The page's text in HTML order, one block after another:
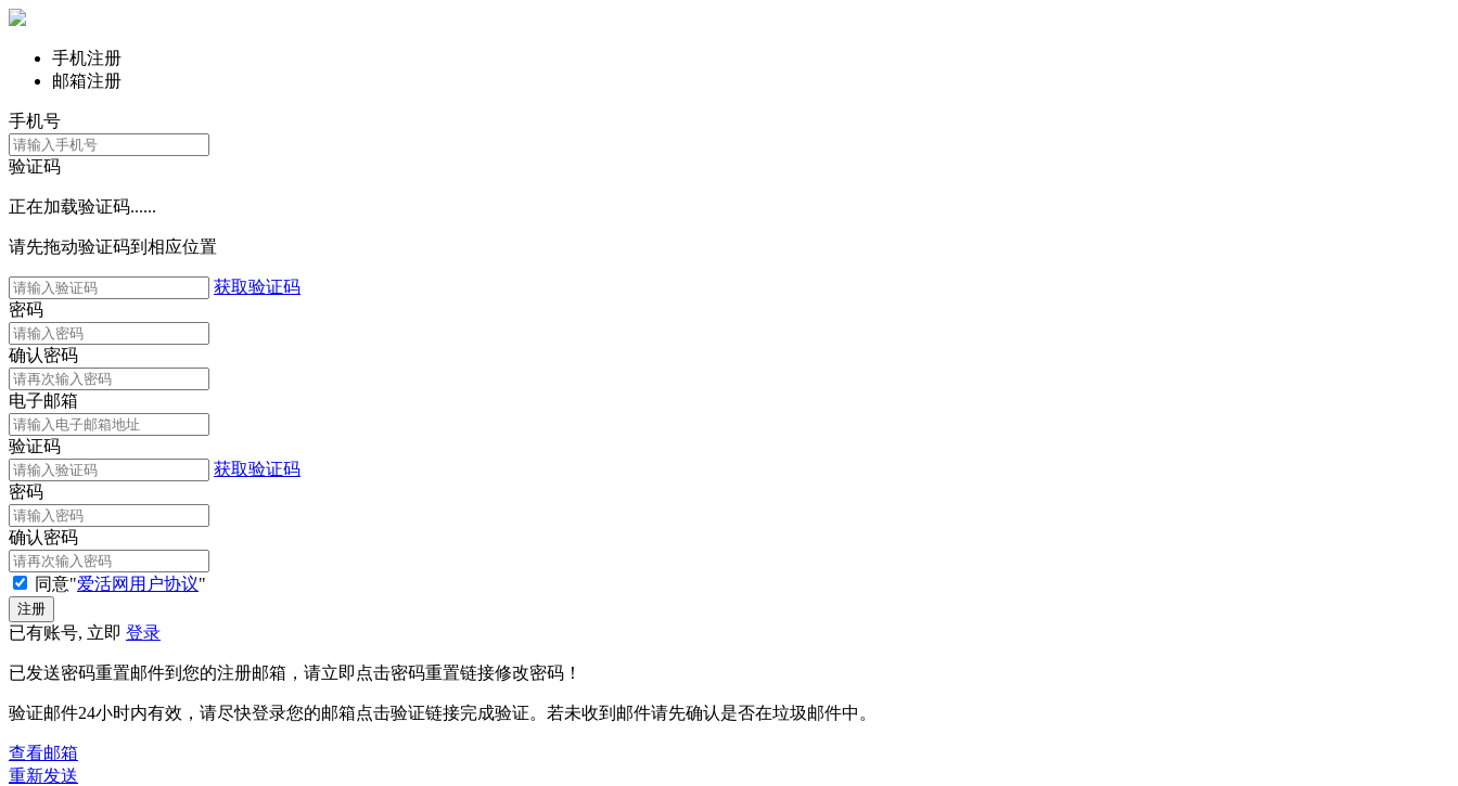
手机注册
邮箱注册
手机号
验证码
正在加载验证码......
请先拖动验证码到相应位置
获取验证码
密码
确认密码
电子邮箱
验证码
获取验证码
密码
确认密码
同意"爱活网用户协议"
已有账号, 立即 登录
已发送密码重置邮件到您的注册邮箱，请立即点击密码重置链接修改密码！
验证邮件24小时内有效，请尽快登录您的邮箱点击验证链接完成验证。若未收到邮件请先确认是否在垃圾邮件中。
查看邮箱
重新发送